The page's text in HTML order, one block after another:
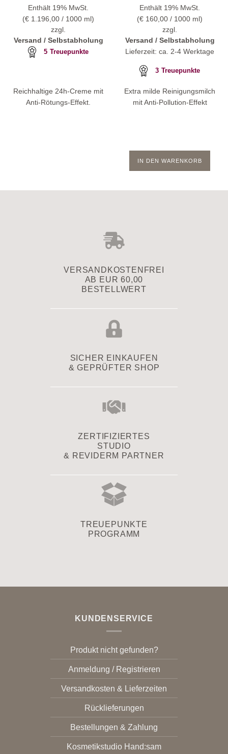
Enthält 19% MwSt.
(€ 1.196,00/ 1000 ml)
zzgl.
Versand / Selbstabholung
5 Treuepunkte
Reichhaltige 24h-Creme mit
Anti-Rötungs-Effekt.
Enthält 19% MwSt.
(€ 160,00/ 1000 ml)
zzgl.
Versand / Selbstabholung
Lieferzeit: ca. 2-4 Werktage
3 Treuepunkte
Extra milde Reinigungsmilch
mit Anti-Pollution-Effekt
IN DEN WARENKORB
VERSAND­KOSTENFREI
AB EUR 60,00
BESTELLWERT
SICHER EINKAUFEN
& GEPRÜFTER SHOP
ZERTIFIZIERTES
STUDIO
& REVIDERM PARTNER
TREUEPUNKTE
PROGRAMM
KUNDENSERVICE
Produkt nicht gefunden?
Anmeldung / Registrieren
Versandkosten & Lieferzeiten
Rücklieferungen
Bestellungen & Zahlung
Kosmetikstudio Hand:sam